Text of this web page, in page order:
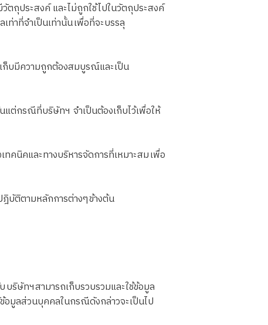
ถุประสงค์ และไม่ถูกใช้ไปในวัตถุประสงค์
าที่จำเป็นเท่านั้น เพื่อที่จะบรรลุ
ก็บมีความถูกต้องสมบูรณ์และเป็น
แต่กรณีที่บริษัทฯ จำเป็นต้องเก็บไว้เพื่อให้
คนิคและทางบริหารจัดการที่เหมาะสม เพื่อ
บัติตามหลักการต่างๆ ข้างต้น
ษัทฯ สามารถเก็บรวบรวมและใช้ข้อมูล
อมูลส่วนบุคคลในกรณีดังกล่าวจะเป็นไป